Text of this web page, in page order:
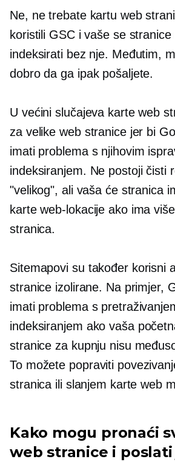
Ne, ne trebate kartu web
koristili GSC i vaše se stranice
indeksirati bez nje. Međutim,
dobro da ga ipak pošaljete.
U većini slučajeva karte web
za velike web stranice jer bi
imati problema s njihovim
indeksiranjem. Ne postojičisti
"velikog", ali vaša će stranica
karte web-lokacije ako ima
stranica.
Sitemapovi su također korisni
stranice izolirane. Na primjer,
imati problema s
indeksiranjem ako vaša
stranice za kupnju nisu
To možete popraviti
stranica ili slanjem karte web
Kako mogu pronaći
web stranice i poslati